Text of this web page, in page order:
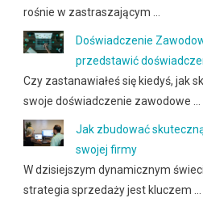
rośnie w zastraszającym …
Doświadczenie
przedstawić
Czy zastanawiałeś się kiedyś, jak
swoje doświadczenie zawodowe …
Jak zbudować
swojej firmy
W dzisiejszym dynamicznym
strategia sprzedaży jest kluczem …